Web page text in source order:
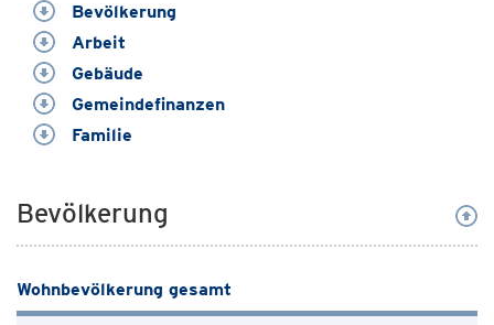
Bevölkerung
Arbeit
Gebäude
Gemeindefinanzen
Familie
Bevölkerung
Wohnbevölkerung gesamt